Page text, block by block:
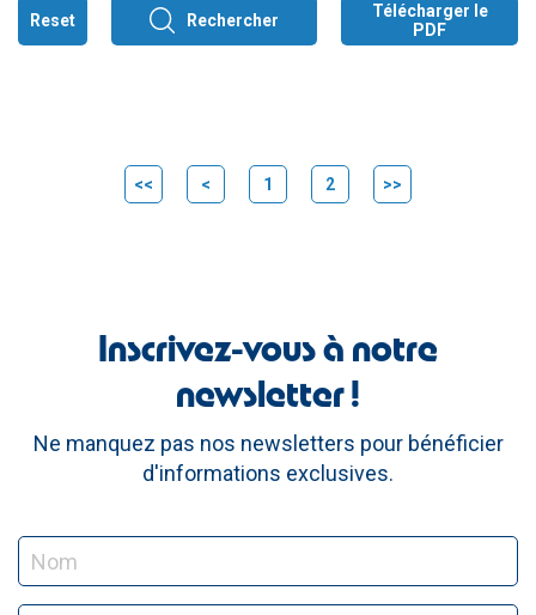
Reset Rechercher
Télécharger le
PDF
<< < 1 2 >>
Inscrivez-vous à notre
newsletter !
Ne manquez pas nos newsletters pour bénéficier
d'informations exclusives.